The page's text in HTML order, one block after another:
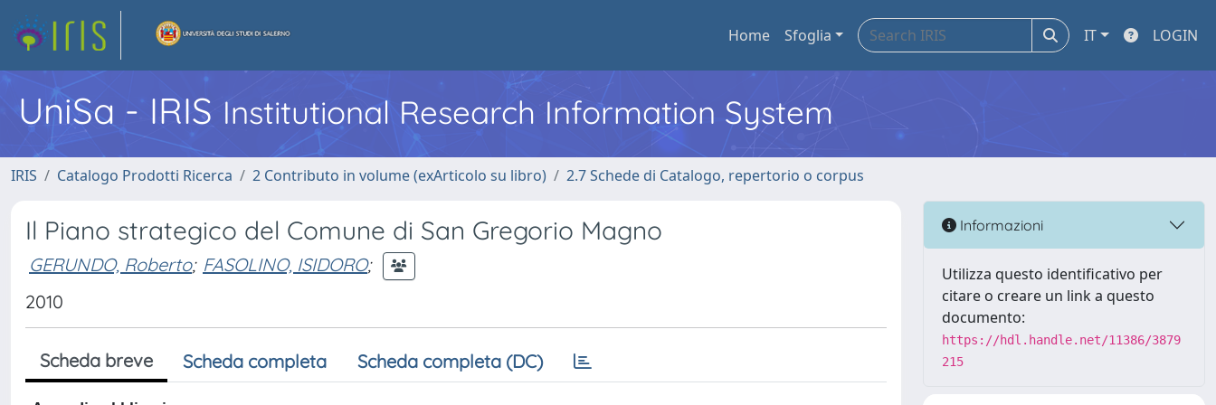
Home Sfoglia IT LOGIN
UniSa - IRIS Institutional Research Information System
IRIS Catalogo Prodotti Ricerca 2 Contributo in volume (exArticolo su libro) 2.7 Schede di Catalogo, repertorio o corpus
Il Piano strategico del Comune di San Gregorio Magno
GERUNDO, Roberto; FASOLINO, ISIDORO;
2010
Scheda breve Scheda completa Scheda completa (DC)
Informazioni
Utilizza questo identificativo per
citare o creare un link a questo
documento:
https://hdl.handle.net/11386/3879
215